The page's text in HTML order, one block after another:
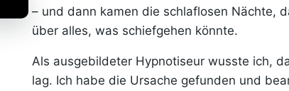
– und dann kamen die schlaflosen Nächte,
über alles, was schiefgehen könnte.
Als ausgebildeter Hypnotiseur wusste ich,
lag. Ich habe die Ursache gefunden und